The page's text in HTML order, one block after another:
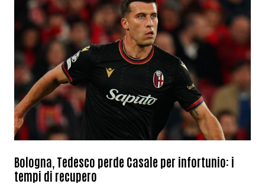
Bologna, Tedesco perde Casale per infortunio: i
tempi di recupero